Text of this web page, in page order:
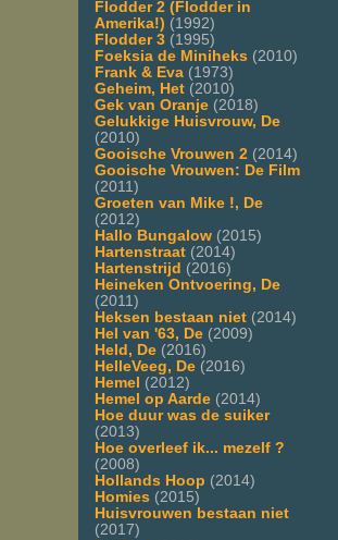
Flodder 2 (Flodder in
Amerika!) (1992)
Flodder 3 (1995)
Foeksia de Miniheks (2010)
Frank & Eva (1973)
Geheim, Het (2010)
Gek van Oranje (2018)
Gelukkige Huisvrouw, De
(2010)
Gooische Vrouwen 2 (2014)
Gooische Vrouwen: De Film
(2011)
Groeten van Mike !, De
(2012)
Hallo Bungalow (2015)
Hartenstraat (2014)
Hartenstrijd (2016)
Heineken Ontvoering, De
(2011)
Heksen bestaan niet (2014)
Hel van '63, De (2009)
Held, De (2016)
HelleVeeg, De (2016)
Hemel (2012)
Hemel op Aarde (2014)
Hoe duur was de suiker
(2013)
Hoe overleef ik... mezelf ?
(2008)
Hollands Hoop (2014)
Homies (2015)
Huisvrouwen bestaan niet
(2017)